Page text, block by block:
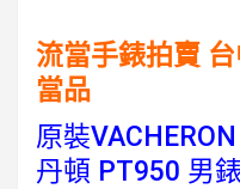
流當手錶拍賣
當品
原裝
丹頓 PT950 男錶